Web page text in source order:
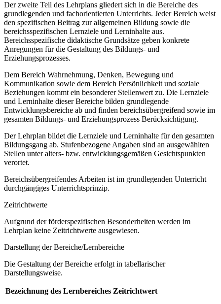
Der zweite Teil des Lehrplans gliedert sich in die Bereiche des
grundlegenden und fachorientierten Unterrichts. Jeder Bereich weist
den spezifischen Beitrag zur allgemeinen Bildung sowie die
bereichsspezifischen Lernziele und Lerninhalte aus.
Bereichsspezifische didaktische Grundsätze geben konkrete
Anregungen für die Gestaltung des Bildungs- und
Erziehungsprozesses.
Dem Bereich Wahrnehmung, Denken, Bewegung und
Kommunikation sowie dem Bereich Persönlichkeit und soziale
Beziehungen kommt ein besonderer Stellenwert zu. Die Lernziele
und Lerninhalte dieser Bereiche bilden grundlegende
Entwicklungsbereiche ab und finden bereichsübergreifend sowie im
gesamten Bildungs- und Erziehungsprozess Berücksichtigung.
Der Lehrplan bildet die Lernziele und Lerninhalte für den gesamten
Bildungsgang ab. Stufenbezogene Angaben sind an ausgewählten
Stellen unter alters- bzw. entwicklungsgemäßen Gesichtspunkten
verortet.
Bereichsübergreifendes Arbeiten ist im grundlegenden Unterricht
durchgängiges Unterrichtsprinzip.
Zeitrichtwerte
Aufgrund der förderspezifischen Besonderheiten werden im
Lehrplan keine Zeitrichtwerte ausgewiesen.
Darstellung der Bereiche/Lernbereiche
Die Gestaltung der Bereiche erfolgt in tabellarischer
Darstellungsweise.
Bezeichnung des Lernbereiches Zeitrichtwert